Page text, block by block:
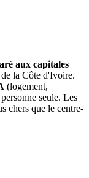
aux capitales
de la Côte d'Ivoire.
(logement,
seule. Les
chers que le centre-